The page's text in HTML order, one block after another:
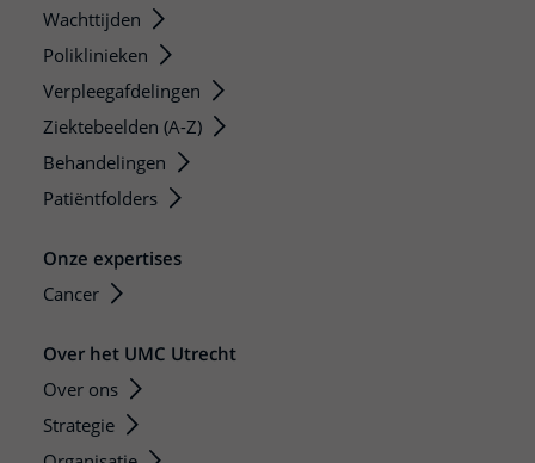
Wachttijden
Poliklinieken
Verpleegafdelingen
Ziektebeelden (A-Z)
Behandelingen
Patiëntfolders
Onze expertises
Cancer
Over het UMC Utrecht
Over ons
Strategie